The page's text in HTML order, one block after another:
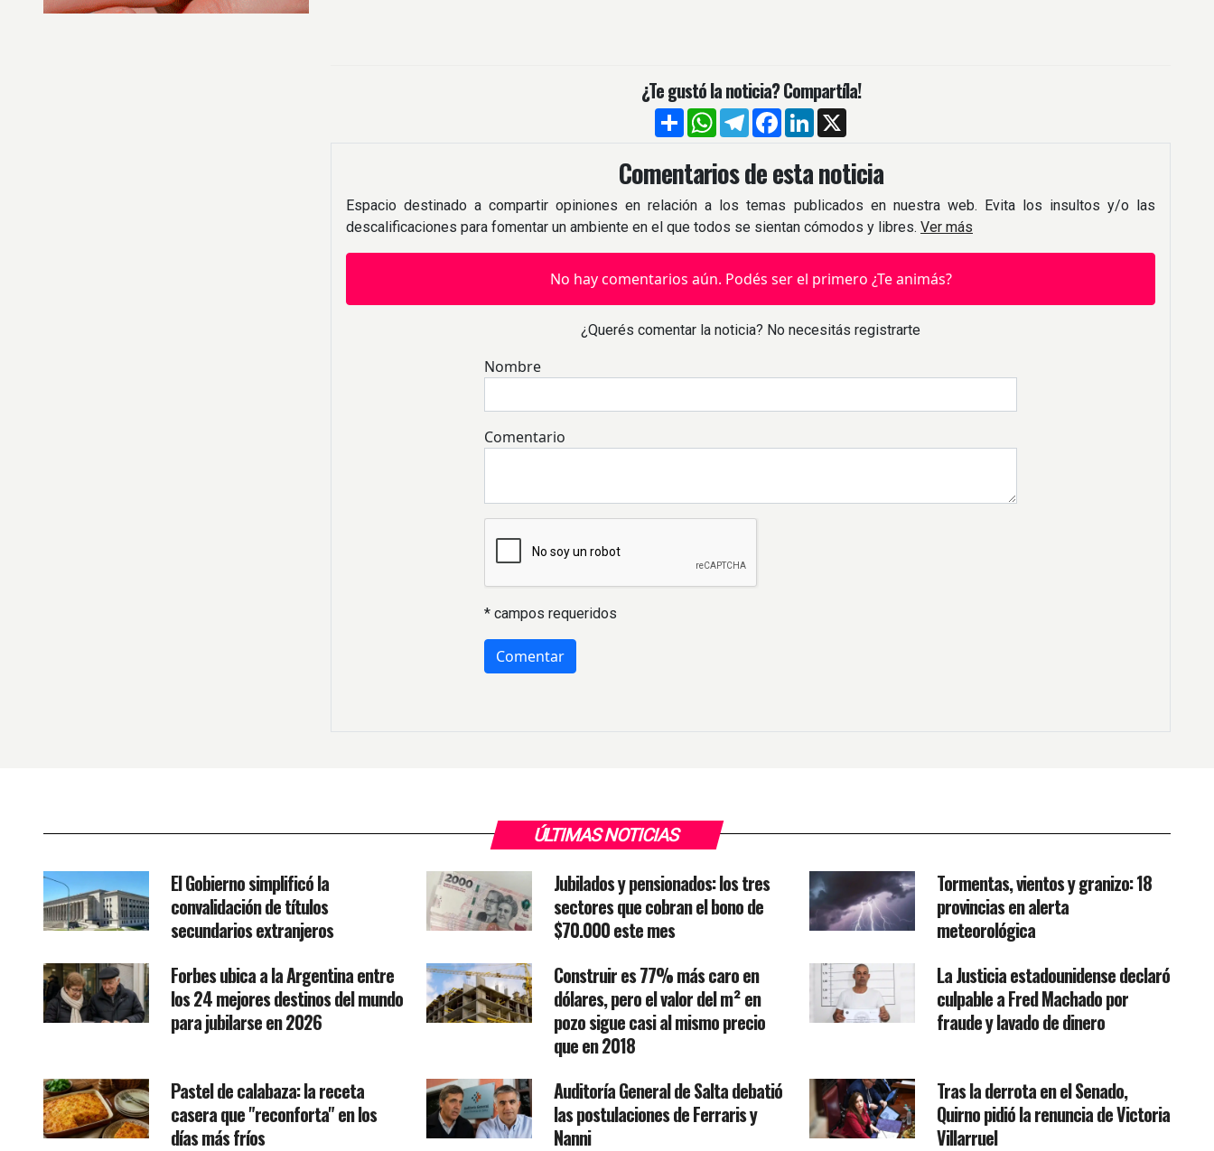
¿Te gustó la noticia? Compartíla!
CompartirWhatsApp
TelegramFacebook
LinkedIn
Comentarios de esta noticia
Espacio destinado a compartir opiniones en relación a los temas publicados en nuestra web. Evita los insultos y/o las
descalificaciones para fomentar un ambiente en el que todos se sientan cómodos y libres. Ver más
No hay comentarios aún. Podés ser el primero ¿Te animás?
¿Querés comentar la noticia? No necesitás registrarte
Nombre
Comentario
* campos requeridos
ÚLTIMAS NOTICIAS
El Gobierno simplificó la
convalidación de títulos
secundarios extranjeros
Jubilados y pensionados: los tres
sectores que cobran el bono de
$70.000 este mes
Tormentas, vientos y granizo: 18
provincias en alerta
meteorológica
Forbes ubica a la Argentina entre
los 24 mejores destinos del mundo
para jubilarse en 2026
Construir es 77% más caro en
dólares, pero el valor del m² en
pozo sigue casi al mismo precio
que en 2018
La Justicia estadounidense declaró
culpable a Fred Machado por
fraude y lavado de dinero
Pastel de calabaza: la receta
casera que "reconforta" en los
días más fríos
Auditoría General de Salta debatió
las postulaciones de Ferraris y
Nanni
Tras la derrota en el Senado,
Quirno pidió la renuncia de Victoria
Villarruel